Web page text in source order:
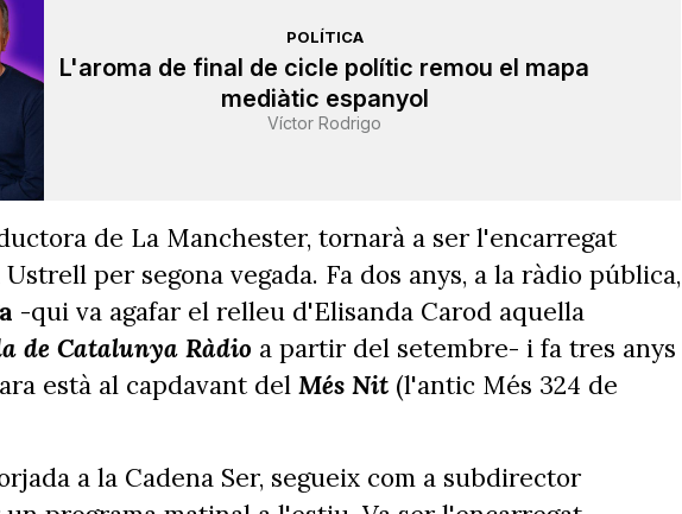
POLÍTICA
L'aroma de final de cicle polític remou el mapa
mediàtic espanyol
Víctor Rodrigo
de La Manchester, tornarà a ser l'encarregat
per segona vegada. Fa dos anys, a la ràdio pública,
-qui va agafar el relleu d'Elisanda Carod aquella
de Catalunya Ràdio a partir del setembre- i fa tres anys
està al capdavant del Més Nit (l'antic Més 324 de
a la Cadena Ser, segueix com a subdirector